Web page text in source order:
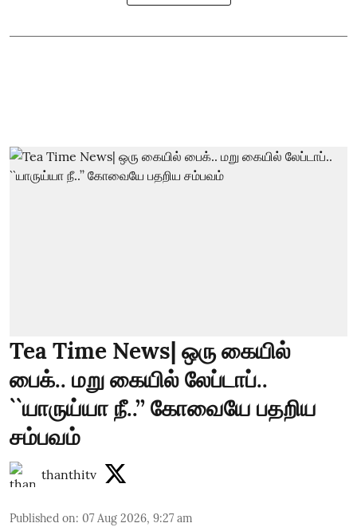
Tea Time News| ஒரு கையில்
பைக்.. மறு கையில் லேப்டாப்..
``யாருய்யா நீ..’’ கோவையே பதறிய
சம்பவம்
thanthitv
Published on: 07 Aug 2026, 9:27 am